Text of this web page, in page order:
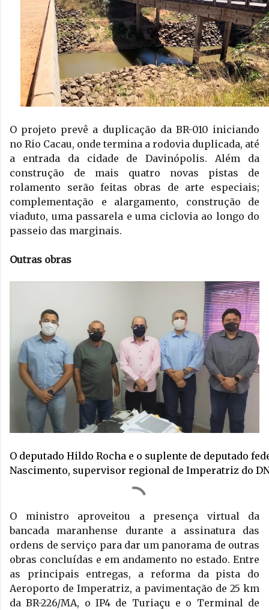
O projeto prevê a duplicação da BR-010 iniciando
no Rio Cacau, onde termina a rodovia duplicada, até
a entrada da cidade de Davinópolis. Além da
construção de mais quatro novas pistas de
rolamento serão feitas obras de arte especiais;
complementação e alargamento, construção de
viaduto, uma passarela e uma ciclovia ao longo do
passeio das marginais.
Outras obras
O deputado Hildo Rocha e o suplente de deputado
Nascimento, supervisor regional de Imperatriz do
O ministro aproveitou a presença virtual da
bancada maranhense durante a assinatura das
ordens de serviço para dar um panorama de outras
obras concluídas e em andamento no estado. Entre
as principais entregas, a reforma da pista do
Aeroporto de Imperatriz, a pavimentação de 25 km
da BR-226/MA, o IP4 de Turiaçu e o Terminal de